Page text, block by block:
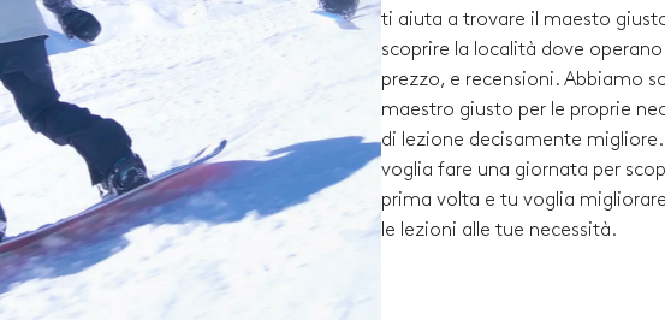
ti aiuta a trovare il maesto
scoprire la località dove
prezzo, e recensioni. Abbiamo
maestro giusto per le proprie
di lezione decisamente
voglia fare una giornata per
prima volta e tu voglia
le lezioni alle tue necessità.